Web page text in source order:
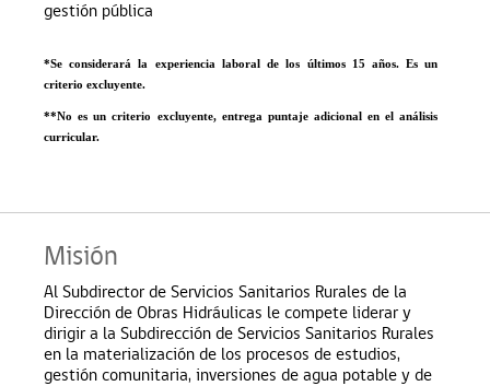
gestión pública
*Se considerará la experiencia laboral de los últimos 15 años. Es un
criterio excluyente.
**No es un criterio excluyente, entrega puntaje adicional en el análisis
curricular.
Misión
Al Subdirector de Servicios Sanitarios Rurales de la
Dirección de Obras Hidráulicas le compete liderar y
dirigir a la Subdirección de Servicios Sanitarios Rurales
en la materialización de los procesos de estudios,
gestión comunitaria, inversiones de agua potable y de